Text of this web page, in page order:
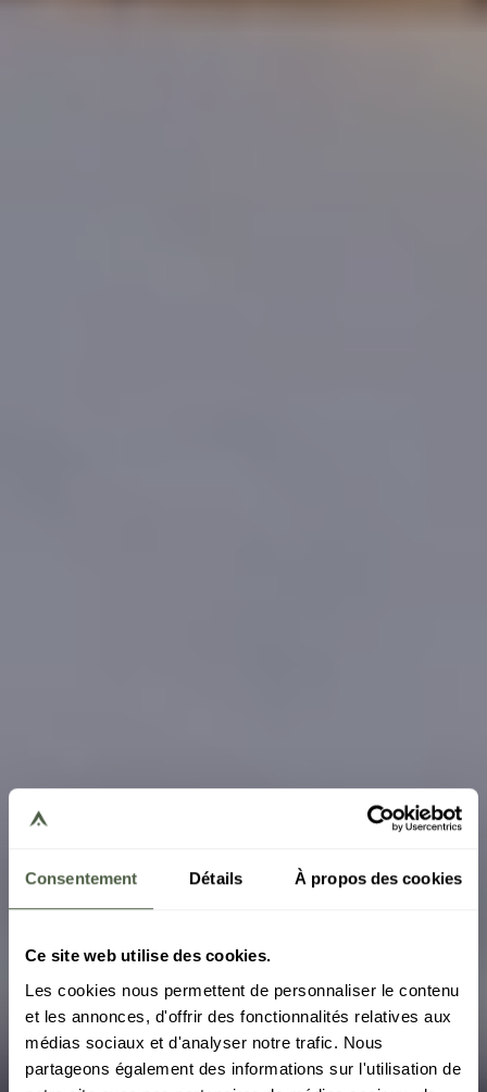
Consentement Détails À propos des cookies
Ce site web utilise des cookies.
Les cookies nous permettent de personnaliser le contenu
et les annonces, d'offrir des fonctionnalités relatives aux
médias sociaux et d'analyser notre trafic. Nous
partageons également des informations sur l'utilisation de
COURCHEVEL
Sundance 5*